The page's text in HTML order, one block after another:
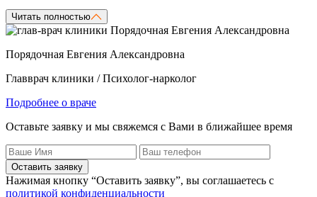
Читать полностью
Порядочная Евгения Александровна
Главврач клиники / Психолог-нарколог
Подробнее о враче
Оставьте заявку и мы свяжемся с Вами в ближайшее время
Оставить заявку
Нажимая кнопку “Оставить заявку”, вы соглашаетесь с
политикой конфиденциальности